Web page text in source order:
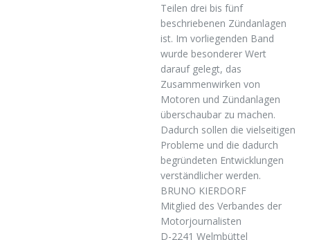
Teilen drei bis fünf
beschriebenen Zündanlagen
ist. Im vorliegenden Band
wurde besonderer Wert
darauf gelegt, das
Zusammenwirken von
Motoren und Zündanlagen
überschaubar zu machen.
Dadurch sollen die vielseitigen
Probleme und die dadurch
begründeten Entwicklungen
verständlicher werden.
BRUNO KIERDORF
Mitglied des Verbandes der
Motorjournalisten
D-2241 Welmbüttel